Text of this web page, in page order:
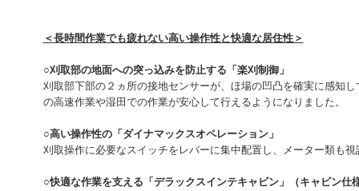
＜長時間作業でも疲れない高い操作性と快適な居住性＞
○刈取部の地面への突っ込みを防止する「楽刈制御」
刈取部下部の２ヵ所の接地センサーが、ほ場の凹凸を確実に感知
の高速作業や湿田での作業が安心して行えるようになりました。
○高い操作性の「ダイナマックスオペレーション」
刈取操作に必要なスイッチをレバーに集中配置し、メーター類も
○快適な作業を支える「デラックスインテキャビン」（キャビン仕